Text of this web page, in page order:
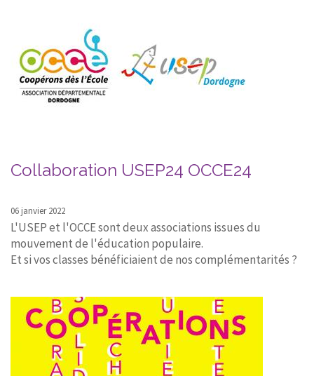
Collaboration USEP24 OCCE24
06 janvier 2022
L'USEP et l'OCCE sont deux associations issues du
mouvement de l'éducation populaire.
Et si vos classes bénéficiaient de nos complémentarités ?